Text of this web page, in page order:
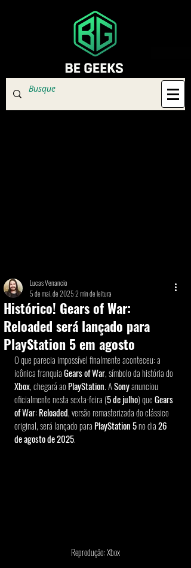
Histórico! Gears of War:
Reloaded será lançado para
PlayStation 5 em agosto
Lucas Venancio
5 de mai. de 20252 min de leitura
O que parecia impossível finalmente aconteceu: a
icônica franquia Gears of War, símbolo da história do
Xbox, chegará ao PlayStation. A Sony anunciou
oficialmente nesta sexta-feira (5 de julho) que Gears
of War: Reloaded, versão remasterizada do clássico
original, será lançado para PlayStation 5 no dia 26
de agosto de 2025.
Reprodução: Xbox